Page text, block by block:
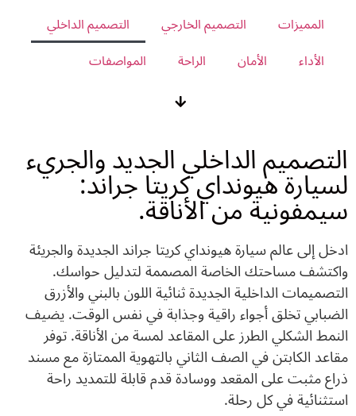
المميزات التصميم الخارجي
التصميم الداخلي
الأداء
الأمان الراحة المواصفات
التصميم الداخلي الجديد والجريء
لسيارة هيونداي كريتا جراند:
سيمفونية من الأناقة.
ادخل إلى عالم سيارة هيونداي كريتا جراند الجديدة والجريئة
واكتشف مساحتك الخاصة المصممة لتدليل حواسك.
التصميمات الداخلية الجديدة ثنائية اللون بالبني والأزرق
الضبابي تخلق أجواء راقية وجذابة في نفس الوقت. يضيف
النمط الشكلي الطرز على المقاعد لمسة من الأناقة. توفر
مقاعد الكابتن في الصف الثاني بالتهوية الممتازة مع مسند
ذراع مثبت على المقعد ووسادة قدم قابلة للتمديد راحة
استثنائية في كل رحلة.